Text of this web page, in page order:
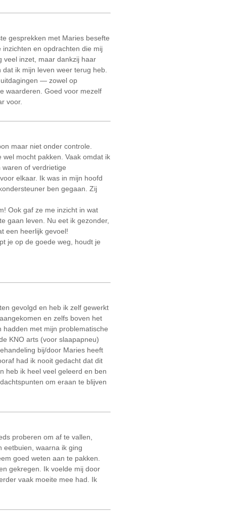
gesprekken met Maries besefte
en opdrachten die mij
veel inzet, maar dankzij haar
ik mijn leven weer terug heb.
— zowel op
waarderen. Goed voor mezelf
voor.
maar niet onder controle.
mocht pakken. Vaak omdat ik
of verdrietige
elkaar. Ik was in mijn hoofd
ben gegaan. Zij
Ook gaf ze me inzicht in wat
gaan leven. Nu eet ik gezonder,
een heerlijk gevoel!
je op de goede weg, houdt je
gevolgd en heb ik zelf gewerkt
en zelfs boven het
met mijn problematische
KNO arts (voor slaapapneu)
bij/door Maries heeft
had ik nooit gedacht dat dit
heb ik heel veel geleerd en ben
om eraan te blijven
proberen om af te vallen,
eetbuien, waarna ik ging
goed weten aan te pakken.
gekregen. Ik voelde mij door
vaak moeite mee had. Ik